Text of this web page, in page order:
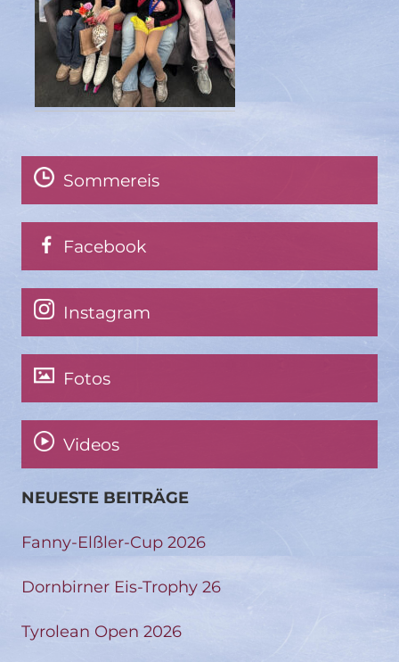
Sommereis
Facebook
Instagram
Fotos
Videos
NEUESTE BEITRÄGE
Fanny-Elßler-Cup 2026
Dornbirner Eis-Trophy 26
Tyrolean Open 2026